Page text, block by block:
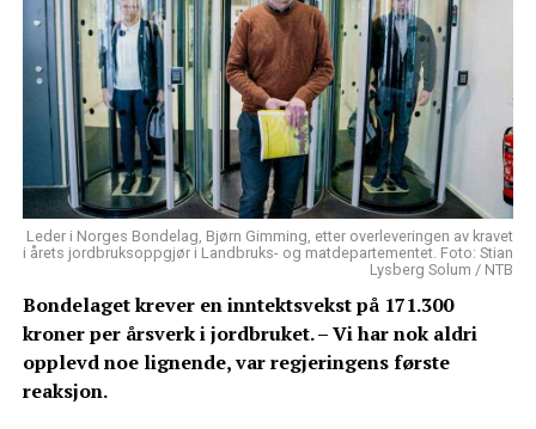
Leder i Norges Bondelag, Bjørn Gimming, etter overleveringen av kravet
i årets jordbruksoppgjør i Landbruks- og matdepartementet. Foto: Stian
Lysberg Solum / NTB
Bondelaget krever en inntektsvekst på 171.300
kroner per årsverk i jordbruket. – Vi har nok aldri
opplevd noe lignende, var regjeringens første
reaksjon.